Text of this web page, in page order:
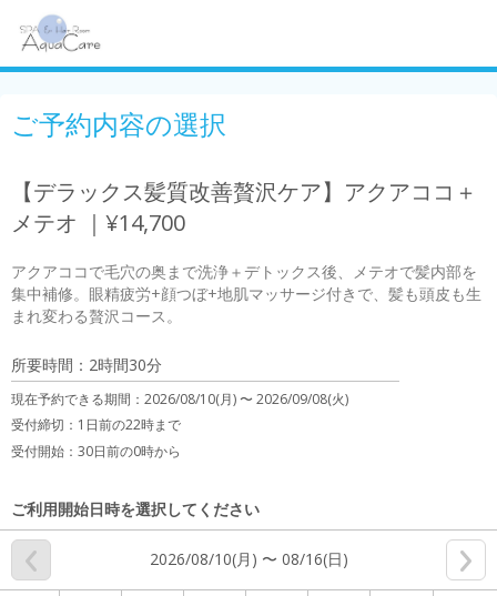
ご予約内容の選択
【デラックス髪質改善贅沢ケア】アクアココ＋
メテオ ｜¥14,700
アクアココで毛穴の奥まで洗浄＋デトックス後、メテオで髪内部を
集中補修。眼精疲労+顔つぼ+地肌マッサージ付きで、髪も頭皮も生
まれ変わる贅沢コース。
所要時間：2時間30分
現在予約できる期間： 2026/08/10(月) 〜2026/09/08(火)
受付締切： 1日前の22時まで
受付開始： 30日前の0時から
ご利用開始日時を選択してください
2026/08/10(月) 〜 08/16(日)